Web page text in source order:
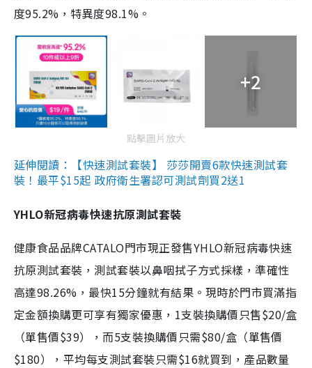
度95.2%，特異度98.1%。
+2
點擊圖片放大
延伸閱讀：【快速測試套裝】 莎莎開賣6款快速測試套
裝！最平$15起 政府衛生署認可測試劑買2送1
YHLO新冠病毒快速抗原測試套裝
健康食品品牌CATALO門市現正發售YHLO新冠病毒快速
抗原測試套裝，測試套裝以鼻咽拭子方式採樣，準確性
高達98.26%，最快15分鐘就有結果。現時於門市買滿指
定金額換購更可享有獨家優惠，1支裝換購價只售$20/盒
（單售價$39），而5支裝換購價只需$80/盒（單售價
$180），平均每支測試套裝只需$16就買到，產品數量